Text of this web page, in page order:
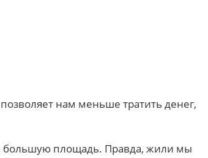
нам меньше тратить денег,
большую площадь. Правда, жили мы